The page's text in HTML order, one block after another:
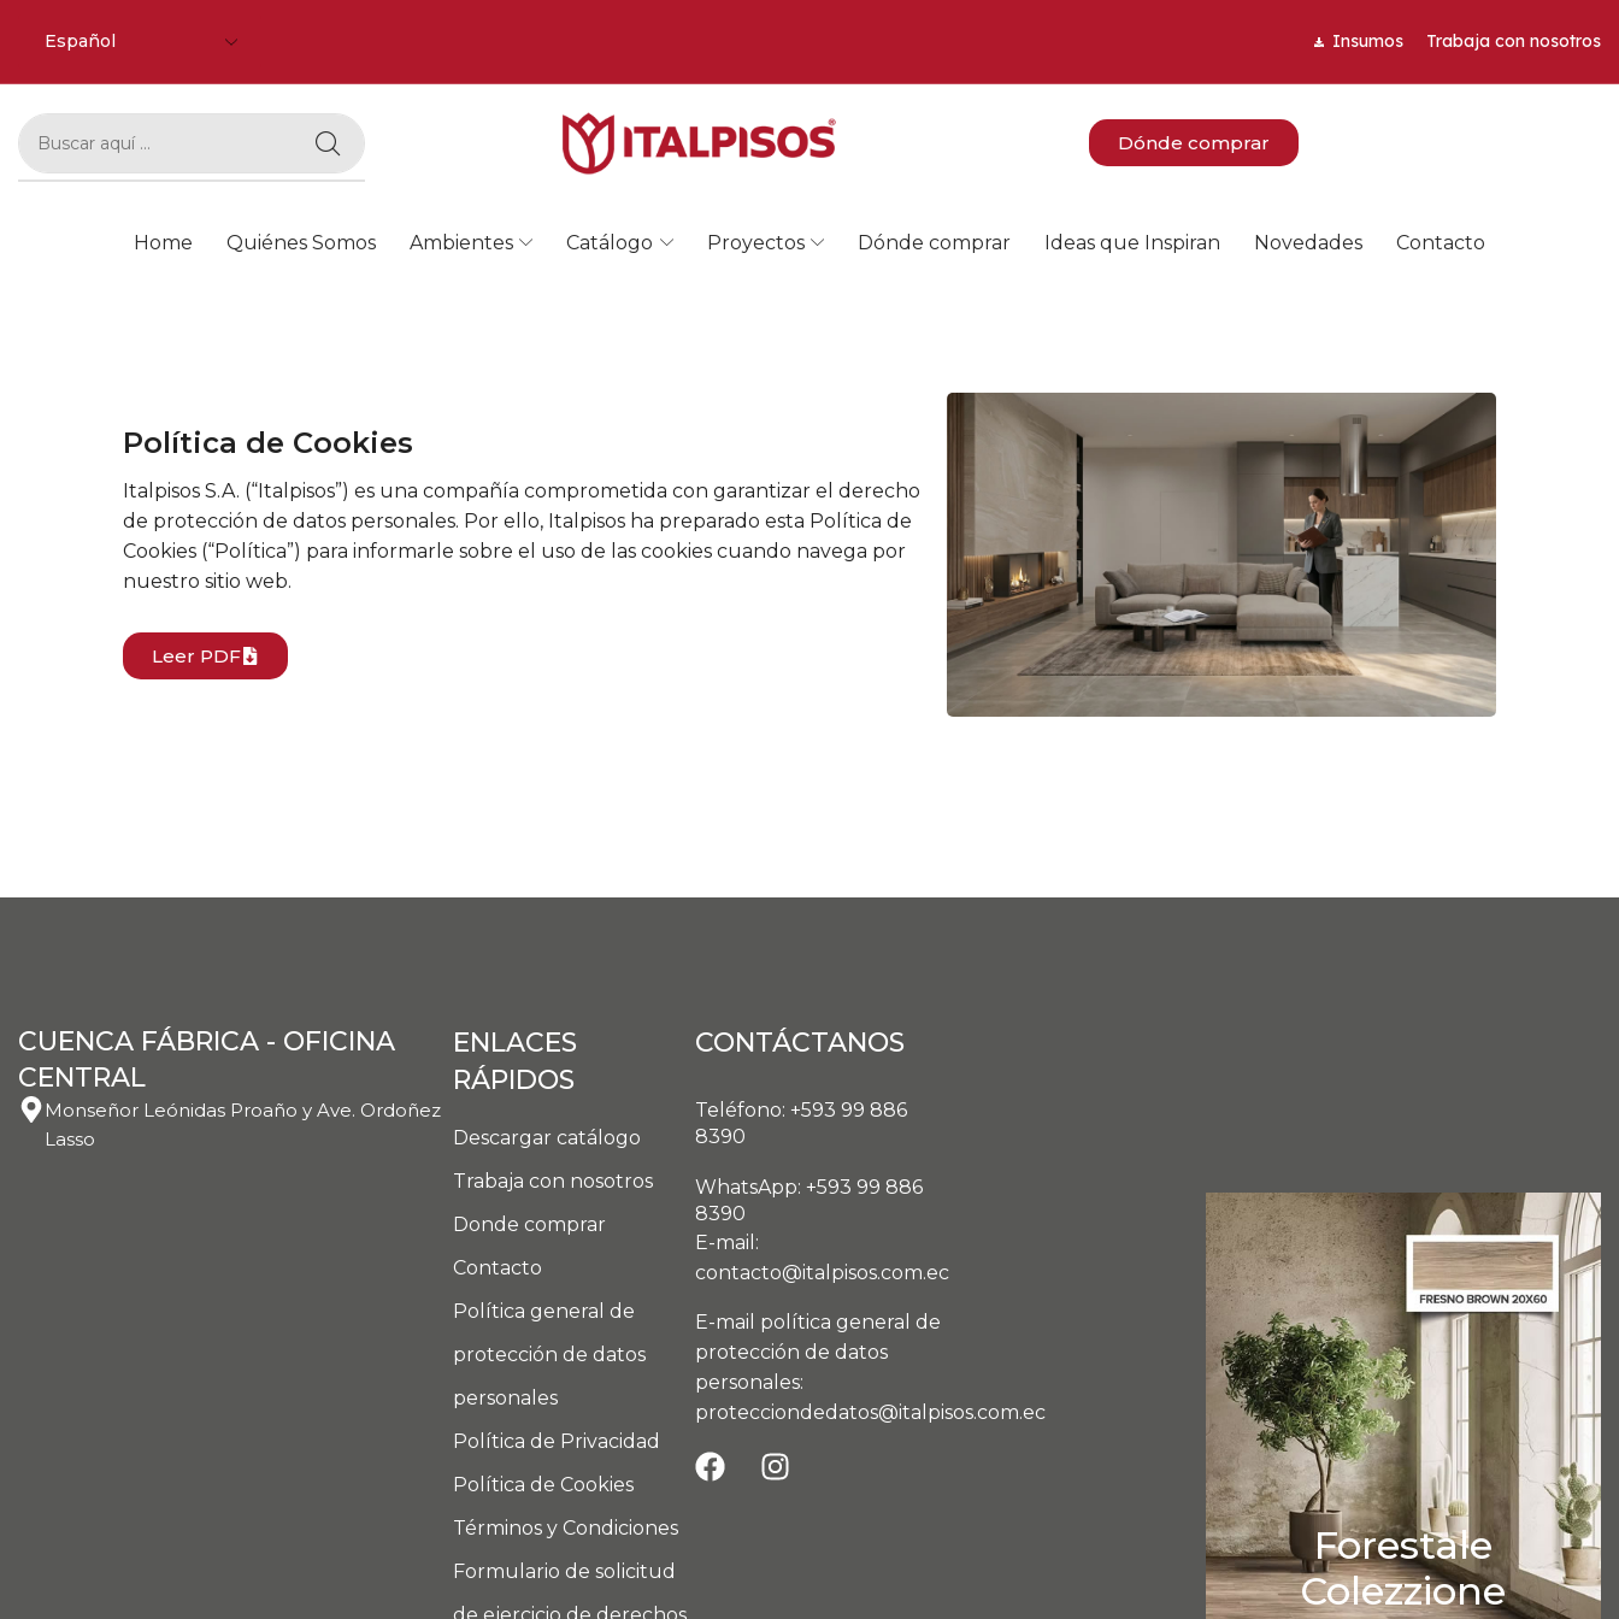
Insumos Trabaja con nosotros
Dónde comprar
Home Quiénes Somos Ambientes Catálogo Proyectos Dónde comprar Ideas que Inspiran Novedades Contacto
Política de Cookies
Italpisos S.A. (“Italpisos”) es una compañía comprometida con garantizar el derecho
de protección de datos personales. Por ello, Italpisos ha preparado esta Política de
Cookies (“Política”) para informarle sobre el uso de las cookies cuando navega por
nuestro sitio web.
Leer PDF
CUENCA FÁBRICA - OFICINA
CENTRAL
Monseñor Leónidas Proaño y Ave. Ordoñez
Lasso
ENLACES
RÁPIDOS
Descargar catálogo
Trabaja con nosotros
Donde comprar
Contacto
Política general de
protección de datos
personales
Política de Privacidad
Política de Cookies
Términos y Condiciones
Formulario de solicitud
CONTÁCTANOS
Teléfono: +593 99 886
8390
WhatsApp: +593 99 886
8390
E-mail:
contacto@italpisos.com.ec
E-mail política general de
protección de datos
personales:
protecciondedatos@italpisos.com.ec
Forestale
Colezzione